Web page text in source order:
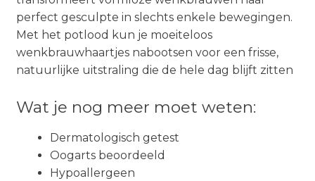
perfect gesculpte in slechts enkele bewegingen.
Met het potlood kun je moeiteloos
wenkbrauwhaartjes nabootsen voor een frisse,
natuurlijke uitstraling die de hele dag blijft zitten
Wat je nog meer moet weten:
Dermatologisch getest
Oogarts beoordeeld
Hypoallergeen